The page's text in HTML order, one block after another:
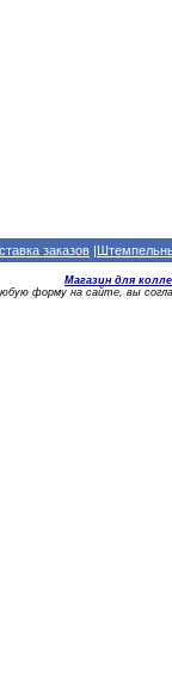
заказов |
Магазин для
форму на сайте, вы